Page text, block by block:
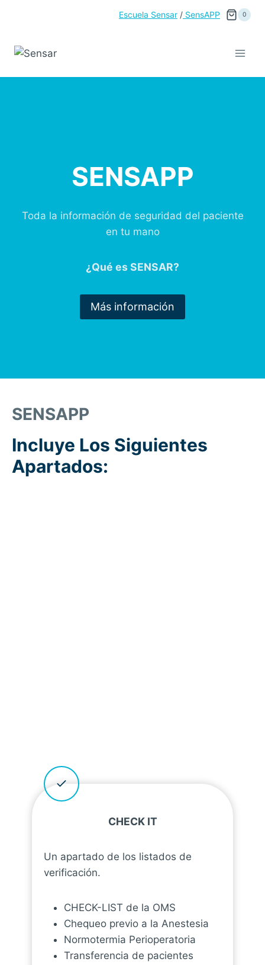
Escuela Sensar/SensAPP 0
SENSAPP
Toda la información de seguridad del paciente
en tu mano
¿Qué es SENSAR?
Más información
SENSAPP
Incluye Los Siguientes
Apartados:
CHECK IT
Un apartado de los listados de
verificación.
CHECK-LIST de la OMS
Chequeo previo a la Anestesia
Normotermia Perioperatoria
Transferencia de pacientes